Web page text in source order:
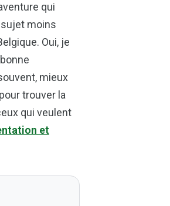
qui
sujet moins
Oui, je
mieux
pour trouver la
qui veulent
et